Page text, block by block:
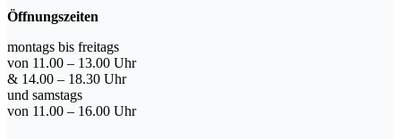
Öffnungszeiten
montags bis freitags
von 11.00 – 13.00 Uhr
& 14.00 – 18.30 Uhr
und samstags
von 11.00 – 16.00 Uhr